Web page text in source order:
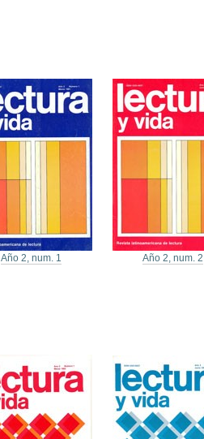
Año 2, num. 1 Año 2, num. 2